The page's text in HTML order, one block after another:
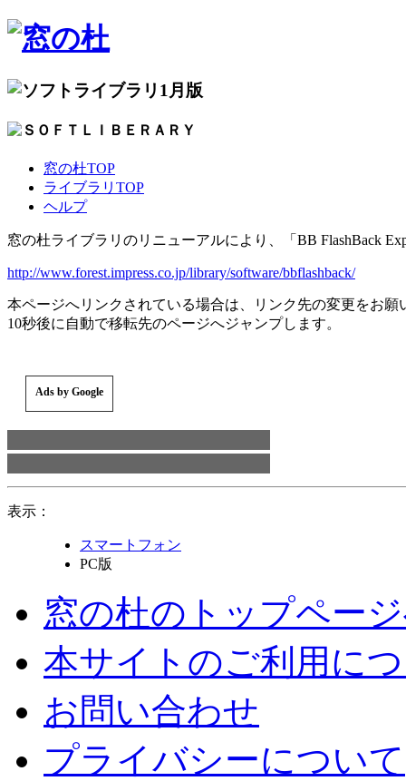
1月版
窓の杜TOP
ライブラリTOP
ヘルプ
窓の杜ライブラリのリニューアルにより、「BB FlashBack
http://www.forest.impress.co.jp/library/software/bbflashback/
本ページへリンクされている場合は、リンク先の変更をお願
10秒後に自動で移転先のページへジャンプします。
Ads by Google
表示：
スマートフォン
PC版
窓の杜のトップペー
本サイトのご利用に
お問い合わせ
プライバシーについて